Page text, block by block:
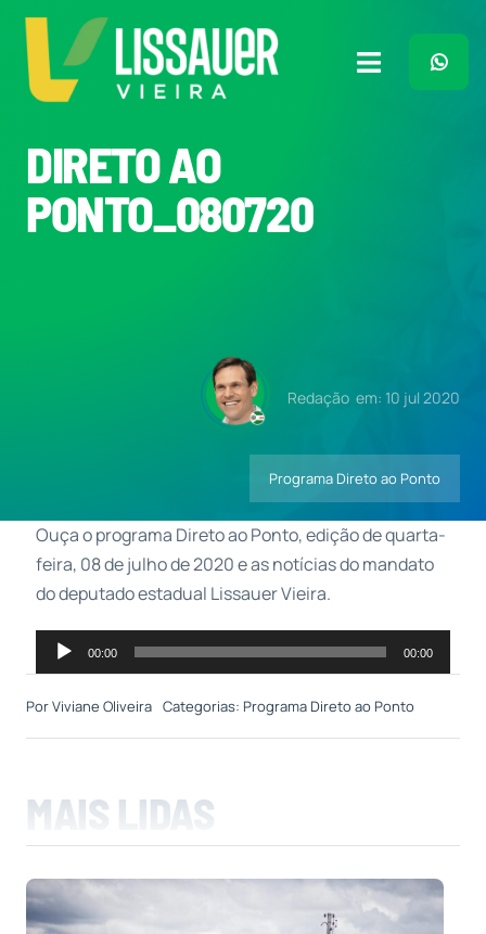
para
conteúdo
Toggle
Plano de Governo
Contatos
DIRETO AO
PONTO_080720
Redação em: 10 jul 2020
Programa Direto ao Ponto
Ouça o programa Direto ao Ponto, edição de quarta-
feira, 08 de julho de 2020 e as notícias do mandato
do deputado estadual Lissauer Vieira.
Tocador
de
áudio
00:00 00:00
PorViviane Oliveira Categorias: Programa Direto ao Ponto
MAIS LIDAS